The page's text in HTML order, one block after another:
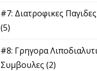
#7: Διατροφικες
(5)
#8: Γρηγορα
Συμβουλες (2)